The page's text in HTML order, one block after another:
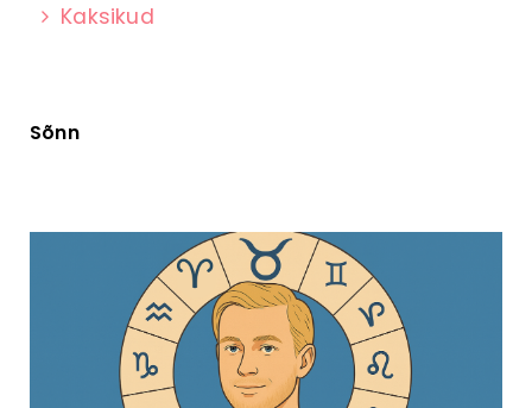
Kaksikud
Sõnn